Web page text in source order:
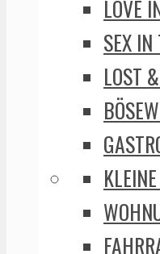
LOVE
SEX
LOST